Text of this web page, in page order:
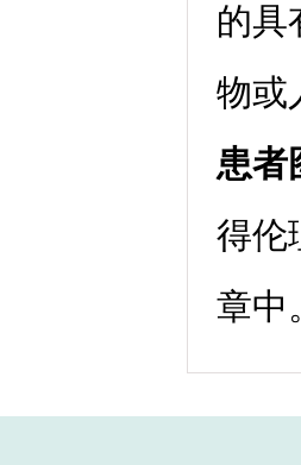
的具
物或
患者
得伦
章中